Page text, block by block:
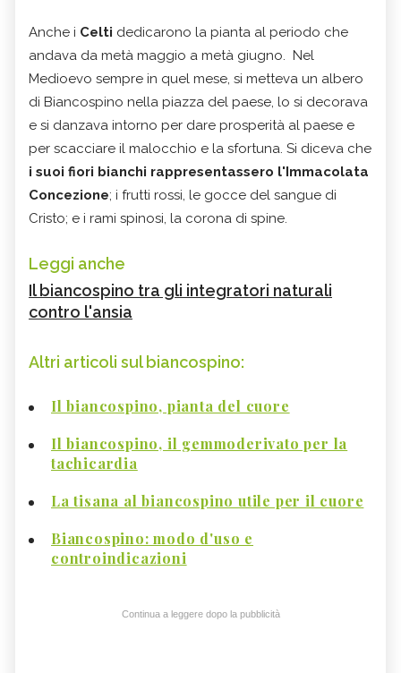
Anche i Celti dedicarono la pianta al periodo che
andava da metà maggio a metà giugno. Nel
Medioevo sempre in quel mese, si metteva un albero
di Biancospino nella piazza del paese, lo si decorava
e si danzava intorno per dare prosperità al paese e
per scacciare il malocchio e la sfortuna. Si diceva che
i suoi fiori bianchi rappresentassero l'Immacolata
Concezione; i frutti rossi, le gocce del sangue di
Cristo; e i rami spinosi, la corona di spine.
Leggi anche
Il biancospino tra gli integratori naturali
contro l'ansia
Altri articoli sul biancospino:
Il biancospino, pianta del cuore
Il biancospino, il gemmoderivato per la
tachicardia
La tisana al biancospino utile per il cuore
Biancospino: modo d'uso e
controindicazioni
Continua a leggere dopo la pubblicità